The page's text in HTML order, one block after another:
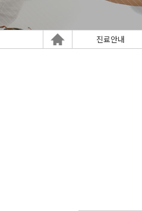
진료안내